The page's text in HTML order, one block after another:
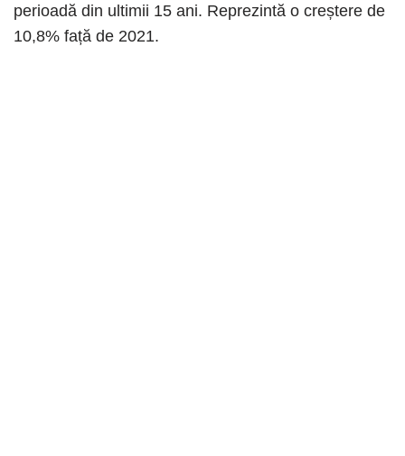
perioadă din ultimii 15 ani. Reprezintă o creștere de
10,8% față de 2021.